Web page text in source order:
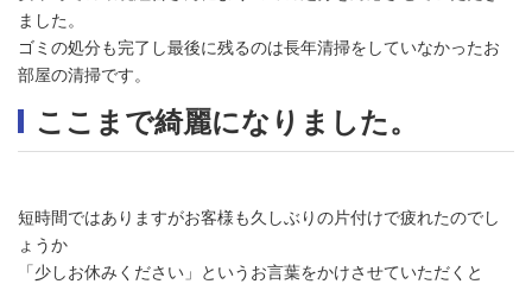
ました。
ゴミの処分も完了し最後に残るのは長年清掃をしていなかったお
部屋の清掃です。
ここまで綺麗になりました。
短時間ではありますがお客様も久しぶりの片付けで疲れたのでし
ょうか
「少しお休みください」というお言葉をかけさせていただくと